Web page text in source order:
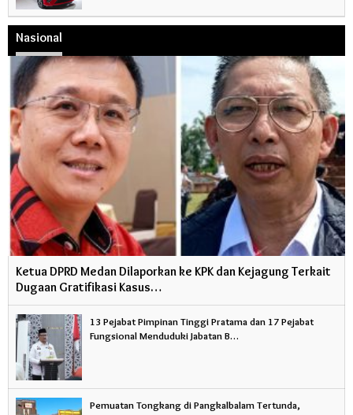
Nasional
Ketua DPRD Medan Dilaporkan ke KPK dan Kejagung Terkait
Dugaan Gratifikasi Kasus…
13 Pejabat Pimpinan Tinggi Pratama dan 17 Pejabat
Fungsional Menduduki Jabatan B…
Pemuatan Tongkang di Pangkalbalam Tertunda,